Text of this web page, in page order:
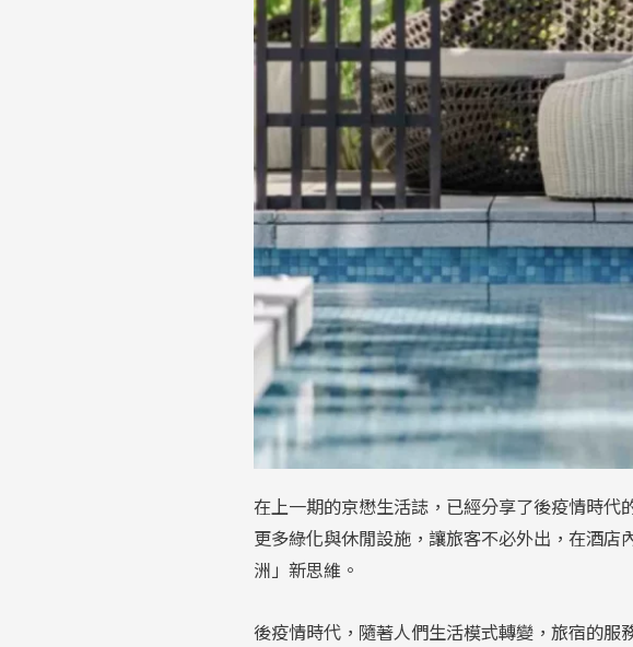
在上一期的京懋生活誌，已經分享了後疫情時
更多綠化與休閒設施，讓旅客不必外出，在酒
洲」新思維。
後疫情時代，隨著人們生活模式轉變，旅宿的